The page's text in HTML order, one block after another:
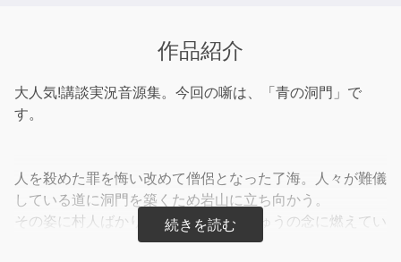
作品紹介
大人気!講談実況音源集。今回の噺は、「青の洞門」で
す。
人を殺めた罪を悔い改めて僧侶となった了海。人々が難儀
している道に洞門を築くため岩山に立ち向かう。
その姿に村人ばかりか、親の敵と復しゅうの念に燃えてい
た実之助まで心を動かされ、ついに二百余間の岩を貫き通